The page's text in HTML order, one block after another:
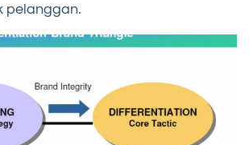
pelanggan.